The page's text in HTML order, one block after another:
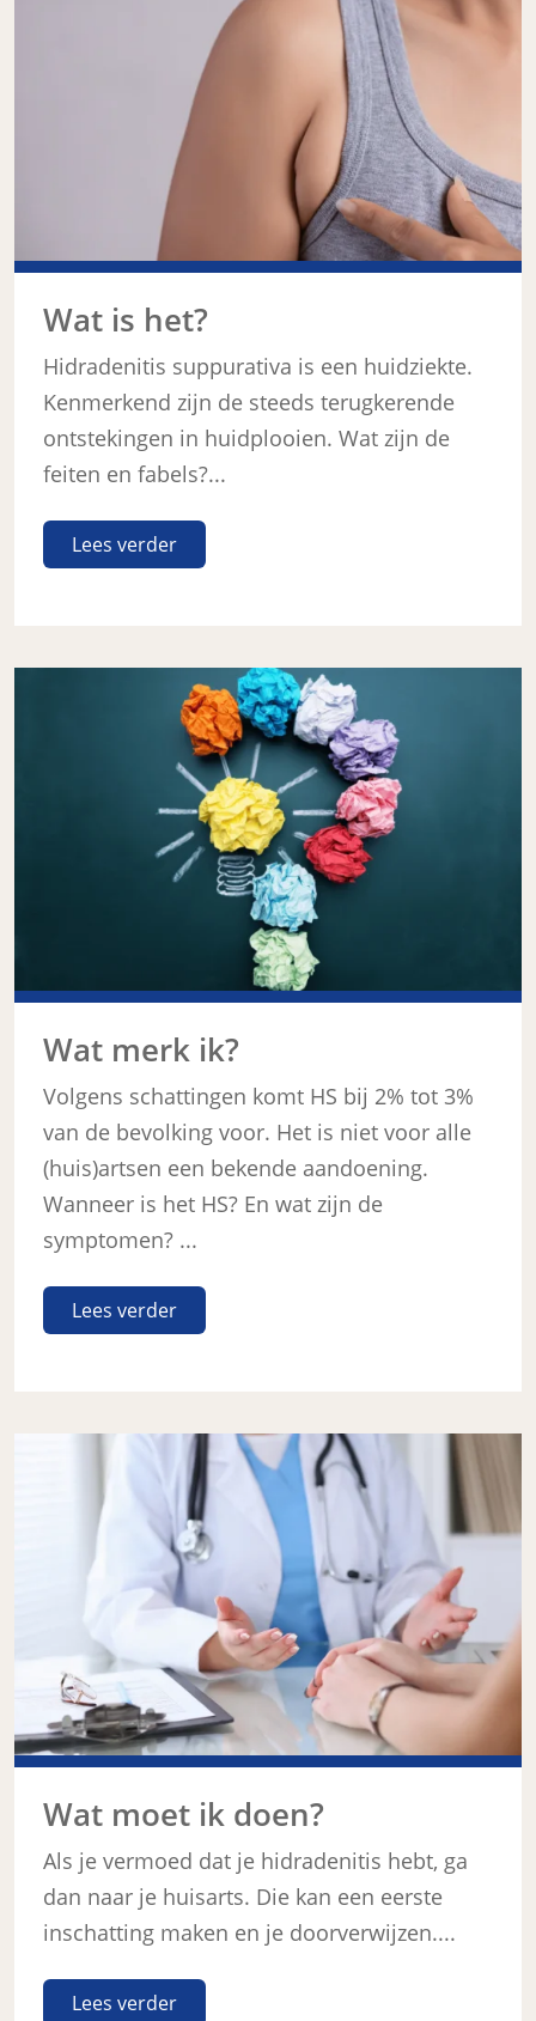
Wat is het?
Hidradenitis suppurativa is een huidziekte.
Kenmerkend zijn de steeds terugkerende
ontstekingen in huidplooien. Wat zijn de
feiten en fabels?...
Lees verder
Wat merk ik?
Volgens schattingen komt HS bij 2% tot 3%
van de bevolking voor. Het is niet voor alle
(huis)artsen een bekende aandoening.
Wanneer is het HS? En wat zijn de
symptomen? ...
Lees verder
Wat moet ik doen?
Als je vermoed dat je hidradenitis hebt, ga
dan naar je huisarts. Die kan een eerste
inschatting maken en je doorverwijzen....
Lees verder